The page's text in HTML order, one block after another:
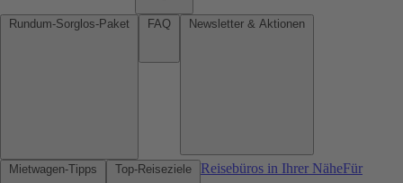
Reisebüros in Ihrer NäheFür